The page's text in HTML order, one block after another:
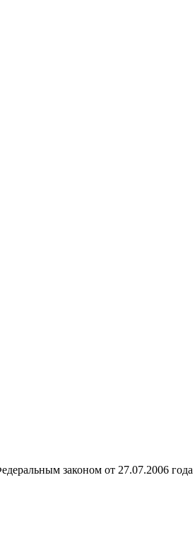
законом от 27.07.2006